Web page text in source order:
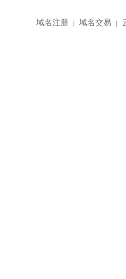
域名注册 | 域名交易 |